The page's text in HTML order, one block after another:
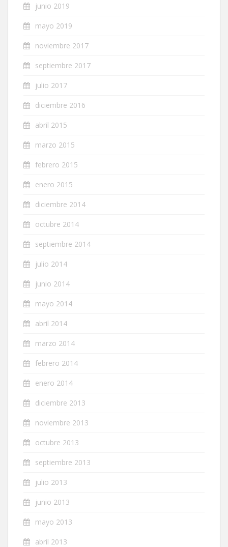
junio 2019
mayo 2019
noviembre 2017
septiembre 2017
julio 2017
diciembre 2016
abril 2015
marzo 2015
febrero 2015
enero 2015
diciembre 2014
octubre 2014
septiembre 2014
julio 2014
junio 2014
mayo 2014
abril 2014
marzo 2014
febrero 2014
enero 2014
diciembre 2013
noviembre 2013
octubre 2013
septiembre 2013
julio 2013
junio 2013
mayo 2013
abril 2013